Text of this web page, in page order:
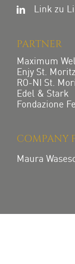
Link zu
PARTNER
Maximum
Enjy St. Moritz
RO-NI St.
Edel & Stark
Fondazione
COMPANY
Maura